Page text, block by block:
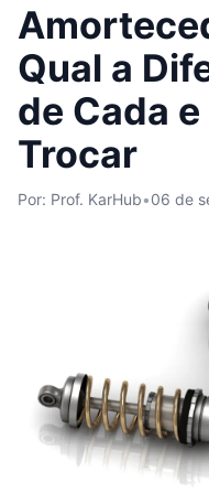
Qual a
de Cada
Trocar
Por: Prof. KarHub•06 de